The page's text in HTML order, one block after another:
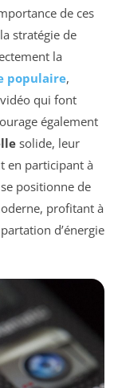
de ces
stratégie de
la
populaire,
qui font
également
solide, leur
en participant à
positionne de
profitant à
d’énergie